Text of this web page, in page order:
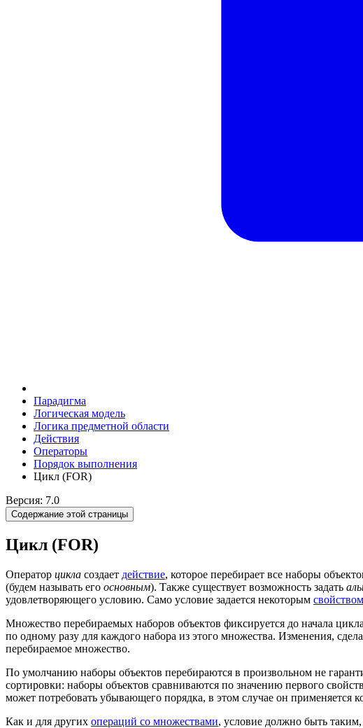
Парадигма
Логическая модель
Логика предметной области
Действия
Оператоpы
Порядок выполнения
Цикл (FOR)
Версия: 7.0
Содержание этой страницы
Цикл (FOR)
Оператор цикла создает действие, которое перебирает все наборы
(будем называть его основным). Также существует возможность задать
удовлетворяющего условию. Само условие задается некоторым свойством
Множество перебираемых наборов объектов фиксируется до начала
по одному разу для каждого набора из этого множества. Изменения,
перебираемое множество.
По умолчанию наборы объектов перебираются в произвольном не
сортировки: наборы объектов сравниваются по значению первого
может потребовать убывающего порядка, в этом случае он применяется
Как и для других операций со множествами, условие должно быть